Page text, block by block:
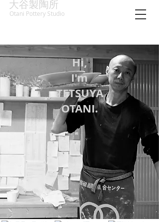
大谷製陶所
Otani Pottery Studio
Hi,
I'm
TETSUYA
OTANI.